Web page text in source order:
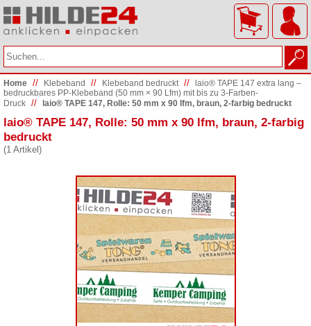
Home // Klebeband // Klebeband bedruckt//
laio® TAPE 147 extra lang –
bedruckbares PP-Klebeband (50 mm × 90 Lfm) mit bis zu 3-Farben-
Druck // laio® TAPE 147, Rolle: 50 mm x 90 lfm, braun, 2-farbig bedruckt
laio® TAPE 147, Rolle: 50 mm x 90 lfm, braun, 2-farbig
bedruckt
(1 Artikel)